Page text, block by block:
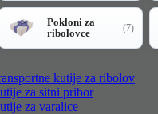
Pokloni za
ribolovce
(7)
kutije za ribolov
za sitni pribor
za varalice